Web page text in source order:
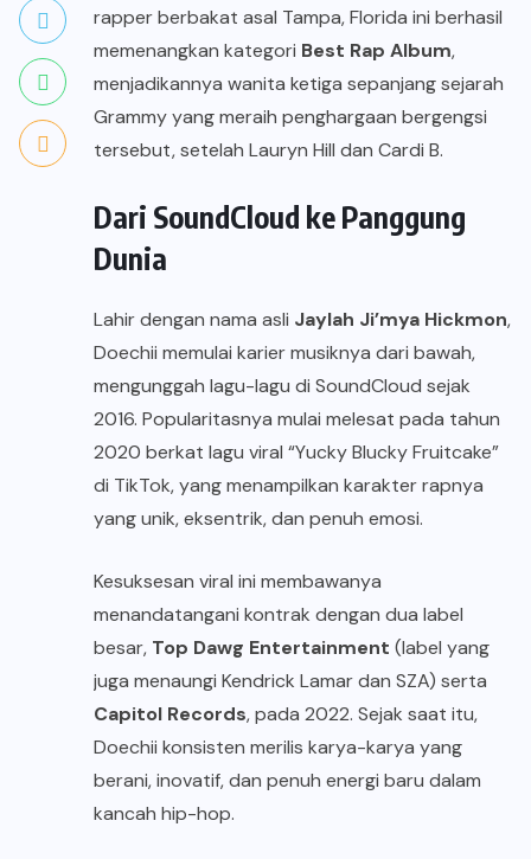
rapper berbakat asal Tampa, Florida ini berhasil
memenangkan kategori Best Rap Album,
menjadikannya wanita ketiga sepanjang sejarah
Grammy yang meraih penghargaan bergengsi
tersebut, setelah Lauryn Hill dan Cardi B.
Dari SoundCloud ke Panggung
Dunia
Lahir dengan nama asli Jaylah Ji’mya Hickmon,
Doechii memulai karier musiknya dari bawah,
mengunggah lagu-lagu di SoundCloud sejak
2016. Popularitasnya mulai melesat pada tahun
2020 berkat lagu viral “Yucky Blucky Fruitcake”
di TikTok, yang menampilkan karakter rapnya
yang unik, eksentrik, dan penuh emosi.
Kesuksesan viral ini membawanya
menandatangani kontrak dengan dua label
besar, Top Dawg Entertainment (label yang
juga menaungi Kendrick Lamar dan SZA) serta
Capitol Records, pada 2022. Sejak saat itu,
Doechii konsisten merilis karya-karya yang
berani, inovatif, dan penuh energi baru dalam
kancah hip-hop.